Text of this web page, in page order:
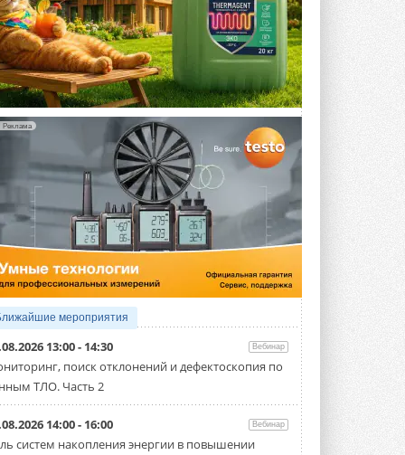
ВЧЕРА
21-й ежегодный форум
«ЦОД-2026»
Мероприятие пройдет 2-3 сентября в
отеле Radisson Slavyanskaya. Форум
посетит более двух тысяч участников ...
ВЧЕРА
Китайская Shenling представила
линейку тепловых насосов
«воздух-вода» на R290
Серия ThermaX R290 All-In-One
включает три модели ...
4 АВГУСТА 2026
Тепловые насосы в связке с
солнечной генерацией и
накопителем снижают
потребление на 60%
Исследователи из Италии установили ...
4 АВГУСТА 2026
«РУСКЛИМАТ Fest 2026» в Уфе
собрал свыше 700 профи
климатической отрасли
Организатором выступил торгово-
производственный холдинг ...
Реклама
мероприятия
13:00 - 14:30 Вебинар
поиск отклонений и дефектоскопия по
ТЛО. Часть 2
14:00 - 16:00 Вебинар
систем накопления энергии в повышении